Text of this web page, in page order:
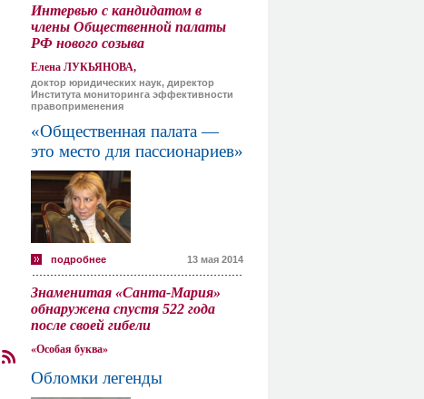
Интервью с кандидатом в
члены Общественной палаты
РФ нового созыва
Елена ЛУКЬЯНОВА,
доктор юридических наук, директор
Института мониторинга эффективности
правоприменения
«Общественная палата —
это место для пассионариев»
подробнее 13 мая 2014
Знаменитая «Санта-Мария»
обнаружена спустя 522 года
после своей гибели
«Особая буква»
Обломки легенды